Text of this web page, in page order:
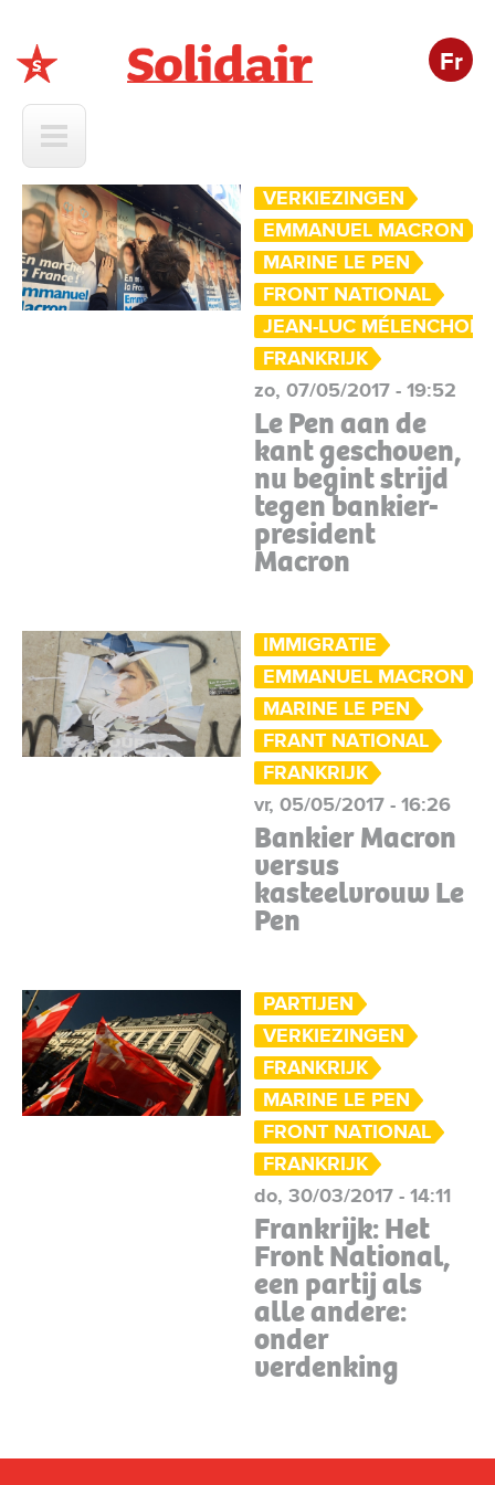
Fr
VERKIEZINGEN
EMMANUEL MACRON
MARINE LE PEN
FRONT NATIONAL
JEAN-LUC MÉLENCHON
FRANKRIJK
zo, 07/05/2017 - 19:52
Le Pen aan de
kant geschoven,
nu begint strijd
tegen bankier-
president
Macron
IMMIGRATIE
EMMANUEL MACRON
MARINE LE PEN
FRANT NATIONAL
FRANKRIJK
vr, 05/05/2017 - 16:26
Bankier Macron
versus
kasteelvrouw Le
Pen
PARTIJEN
VERKIEZINGEN
FRANKRIJK
MARINE LE PEN
FRONT NATIONAL
FRANKRIJK
do, 30/03/2017 - 14:11
Frankrijk: Het
Front National,
een partij als
alle andere:
onder
verdenking